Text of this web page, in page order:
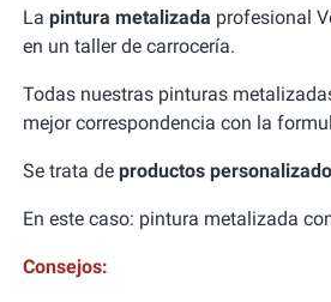
La pintura metalizada profesional
en un taller de carrocería.
Todas nuestras pinturas
mejor correspondencia con la
Se trata de productos
En este caso: pintura metalizada
Consejos: